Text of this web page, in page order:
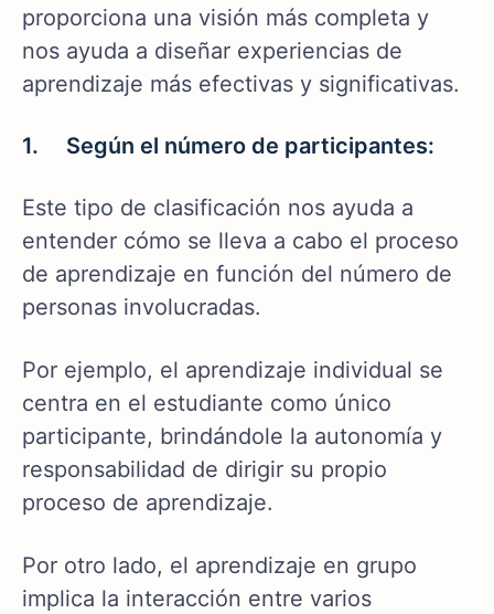
proporciona una visión más completa y
nos ayuda a diseñar experiencias de
aprendizaje más efectivas y significativas.
1. Según el número de participantes:
Este tipo de clasificación nos ayuda a
entender cómo se lleva a cabo el proceso
de aprendizaje en función del número de
personas involucradas.
Por ejemplo, el aprendizaje individual se
centra en el estudiante como único
participante, brindándole la autonomía y
responsabilidad de dirigir su propio
proceso de aprendizaje.
Por otro lado, el aprendizaje en grupo
implica la interacción entre varios